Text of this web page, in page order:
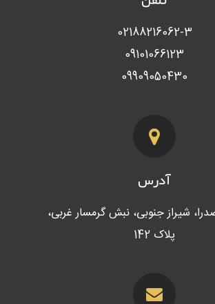
02188216062-3
09101066123
09909050430
آدرس
شیراز جنوبی، نبش گرمسار غربی،
پلاک 142